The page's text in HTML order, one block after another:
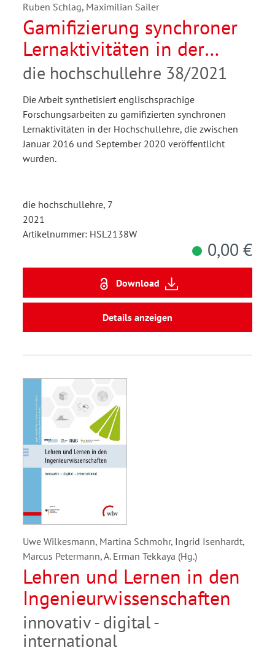
Ruben Schlag, Maximilian Sailer
Gamifizierung synchroner
Lernaktivitäten in der
Hochschullehre
die hochschullehre 38/2021
Die Arbeit synthetisiert englischsprachige
Forschungsarbeiten zu gamifizierten synchronen
Lernaktivitäten in der Hochschullehre, die zwischen
Januar 2016 und September 2020 veröffentlicht
wurden.
die hochschullehre, 7
2021
Artikelnummer: HSL2138W
0,00 €
Download
Details anzeigen
Uwe Wilkesmann, Martina Schmohr, Ingrid Isenhardt,
Marcus Petermann, A. Erman Tekkaya (Hg.)
Lehren und Lernen in den
Ingenieurwissenschaften
innovativ - digital -
international